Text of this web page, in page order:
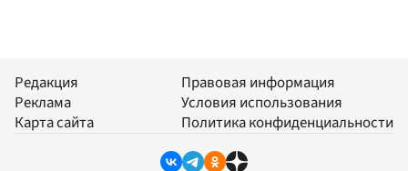
Редакция
Реклама
Карта сайта
Правовая информация
Условия использования
Политика конфиденциальности